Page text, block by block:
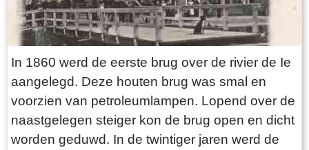
In 1860 werd de eerste brug over de rivier de Ie
aangelegd. Deze houten brug was smal en
voorzien van petroleumlampen. Lopend over de
naastgelegen steiger kon de brug open en dicht
worden geduwd. In de twintiger jaren werd de